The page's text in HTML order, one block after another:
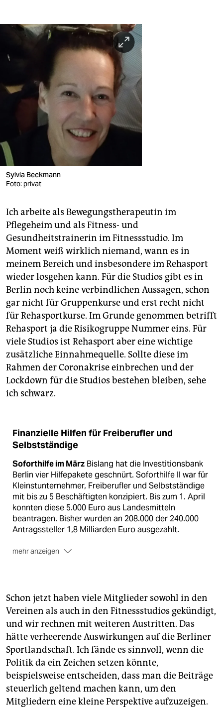
Sylvia Beckmann
Foto: privat
Ich arbeite als Bewegungstherapeutin im
Pflegeheim und als Fitness- und
Gesundheitstrainerin im Fitnessstudio. Im
Moment weiß wirklich niemand, wann es in
meinem Bereich und insbesondere im Reha­sport
wieder losgehen kann. Für die Studios gibt es in
Berlin noch keine verbindlichen Aussagen, schon
gar nicht für Gruppenkurse und erst recht nicht
für Rehasportkurse. Im Grunde genommen betrifft
Rehasport ja die Risikogruppe Nummer eins. Für
viele Studios ist Rehasport aber eine wichtige
zusätzliche Einnahmequelle. Sollte diese im
Rahmen der Coronakrise einbrechen und der
Lockdown für die Studios bestehen bleiben, sehe
ich schwarz.
Finanzielle Hilfen für Freiberufler und
Selbstständige
Soforthilfe im März Bislang hat die Investitionsbank
Berlin vier Hilfepakete geschnürt. Soforthilfe II war für
Kleinst­unternehmer, Freiberufler und Selbstständige
mit bis zu 5 Beschäftigten konzipiert. Bis zum 1. April
konnten diese 5.000 Euro aus Landesmitteln
beantragen. Bisher wurden an 208.000 der 240.000
Antragssteller 1,8 Milliarden Euro ausgezahlt.
mehr anzeigen
Medienbereich richtete und vom 11. bis 15. Mai
beantragt werden konnte. Das Paket hat ein Volumen
von 30 Millionen Euro, bis zum 14. Mai lagen der
Investitionsbank 128 Anträge vor, genauere Zahlen
gab es bis Redaktionsschluss nicht.
Andere Soforthilfen
Soforthilfe III war vor allem für
Angestellte gedacht, deren Unternehmen nur
eingeschränkt arbeiten. Soforthilfe V startet am 18.
Mai und richtet sich an Unternehmen des
gewerblichen Mittelstands ab 11 Beschäftigten. Im
Schon jetzt haben viele Mitglieder sowohl in den
Vereinen als auch in den Fitnessstudios gekündigt,
und wir rechnen mit weiteren Austritten. Das
hätte verheerende Auswirkungen auf die Berliner
Sportlandschaft. Ich fände es sinnvoll, wenn die
Politik da ein Zeichen setzen könnte,
beispielsweise entscheiden, dass man die Beiträge
steuerlich geltend machen kann, um den
Mitgliedern eine kleine Perspektive aufzuzeigen.